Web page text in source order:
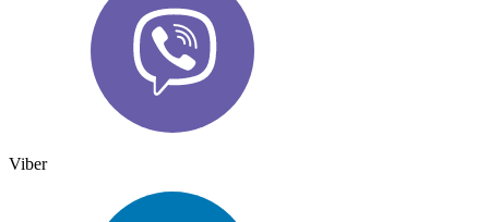
Viber